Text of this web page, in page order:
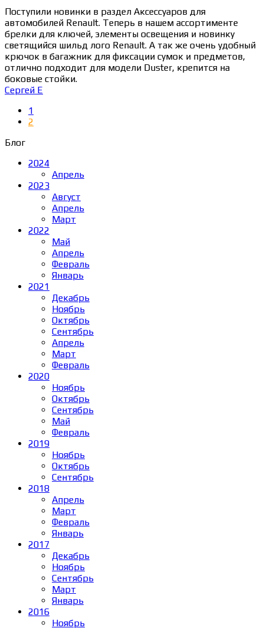
Поступили новинки в раздел Аксессуаров для
автомобилей Renault. Теперь в нашем ассортименте
брелки для ключей, элементы освещения и новинку
светящийся шильд лого Renault. А так же очень удобный
крючок в багажник для фиксации сумок и предметов,
отлично подходит для модели Duster, крепится на
боковые стойки.
Сергей Е
1
2
Блог
2024
Апрель
2023
Август
Апрель
Март
2022
Май
Апрель
Февраль
Январь
2021
Декабрь
Ноябрь
Октябрь
Сентябрь
Апрель
Март
Февраль
2020
Ноябрь
Октябрь
Сентябрь
Май
Февраль
2019
Ноябрь
Октябрь
Сентябрь
2018
Апрель
Март
Февраль
Январь
2017
Декабрь
Ноябрь
Сентябрь
Март
Январь
2016
Ноябрь